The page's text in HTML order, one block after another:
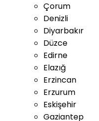
Çorum
Denizli
Diyarbakır
Düzce
Edirne
Elazığ
Erzincan
Erzurum
Eskişehir
Gaziantep